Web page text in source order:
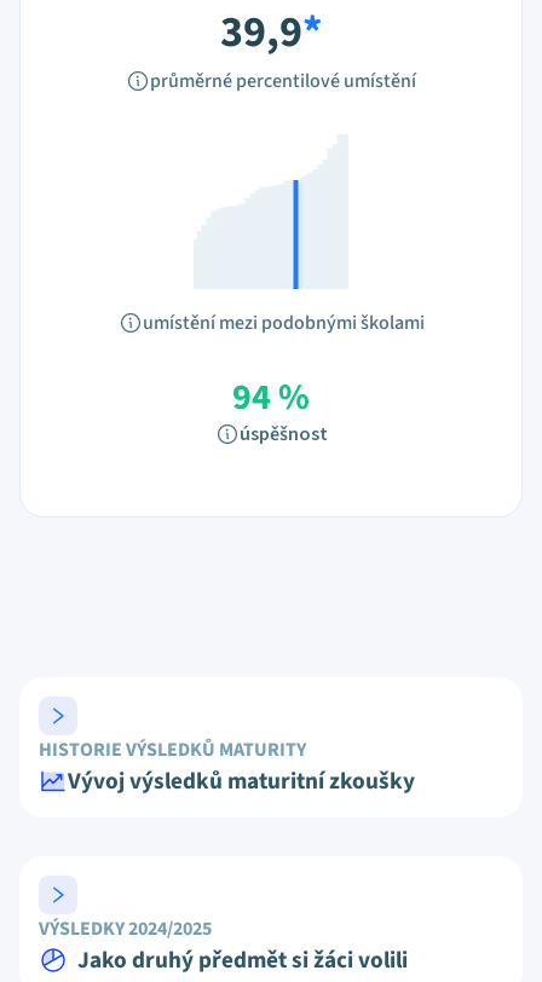
39,9*
průměrné percentilové umístění
umístění mezi podobnými školami
94 %
úspěšnost
HISTORIE VÝSLEDKŮ MATURITY
Vývoj výsledků maturitní zkoušky
VÝSLEDKY 2024/2025
Jako druhý předmět si žáci volili